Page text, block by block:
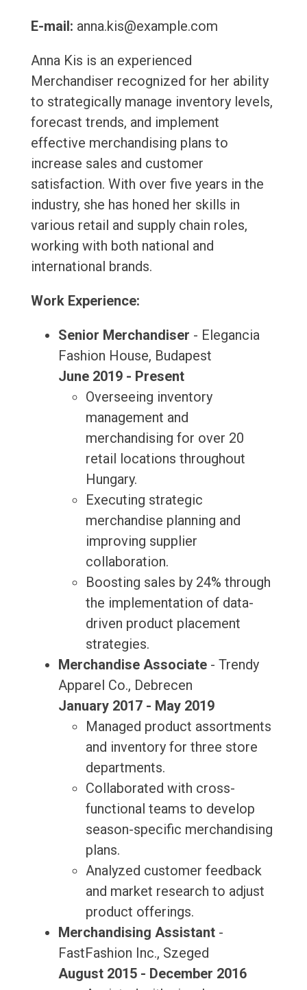
E-mail: anna.kis@example.com
Anna Kis is an experienced
Merchandiser recognized for her ability
to strategically manage inventory levels,
forecast trends, and implement
effective merchandising plans to
increase sales and customer
satisfaction. With over five years in the
industry, she has honed her skills in
various retail and supply chain roles,
working with both national and
international brands.
Work Experience:
Senior Merchandiser - Elegancia
Fashion House, Budapest
June 2019 - Present
Overseeing inventory
management and
merchandising for over 20
retail locations throughout
Hungary.
Executing strategic
merchandise planning and
improving supplier
collaboration.
Boosting sales by 24% through
the implementation of data-
driven product placement
strategies.
Merchandise Associate- Trendy
Apparel Co., Debrecen
January 2017 - May 2019
Managed product assortments
and inventory for three store
departments.
Collaborated with cross-
functional teams to develop
season-specific merchandising
plans.
Analyzed customer feedback
and market research to adjust
product offerings.
Merchandising Assistant-
FastFashion Inc., Szeged
August 2015 - December 2016